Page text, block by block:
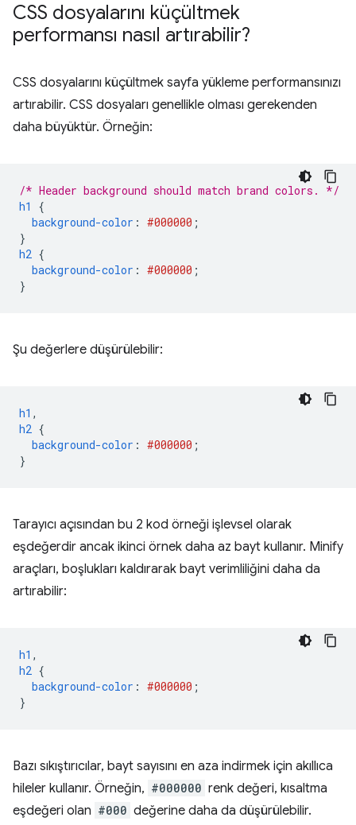
CSS dosyalarını küçültmek
performansı nasıl artırabilir?
CSS dosyalarını küçültmek sayfa yükleme performansınızı
artırabilir. CSS dosyaları genellikle olması gerekenden
daha büyüktür. Örneğin:
/* Header background should match brand colors. */
h1
{
background-color : #000000 ;
}
h2 {
background-color : #000000 ;
}
Şu değerlere düşürülebilir:
h1 ,
h2 {
background-color : #000000 ;
}
Tarayıcı açısından bu 2 kod örneği işlevsel olarak
eşdeğerdir ancak ikinci örnek daha az bayt kullanır. Minify
araçları, boşlukları kaldırarak bayt verimliliğini daha da
artırabilir:
h1 ,
h2 {
background-color : #000000 ;
}
Bazı sıkıştırıcılar, bayt sayısını en aza indirmek için akıllıca
hileler kullanır. Örneğin, #000000 renk değeri, kısaltma
eşdeğeri olan #000 değerine daha da düşürülebilir.